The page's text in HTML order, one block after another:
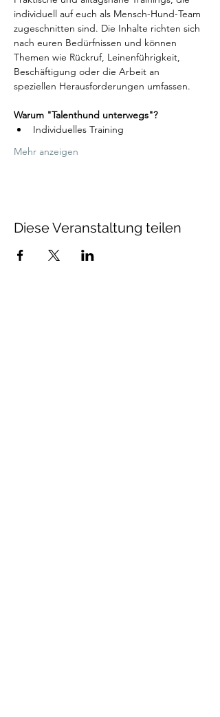
individuell auf euch als Mensch-Hund-Team
zugeschnitten sind. Die Inhalte richten sich
nach euren Bedürfnissen und können
Themen wie Rückruf, Leinenführigkeit,
Beschäftigung oder die Arbeit an
speziellen Herausforderungen umfassen.
Warum "Talenthund unterwegs"?
Individuelles Training
Mehr anzeigen
Diese Veranstaltung teilen